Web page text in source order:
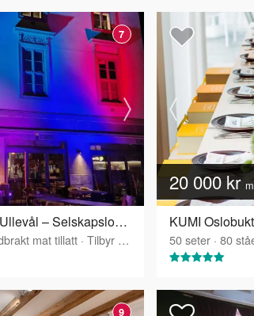
7
Eckers Ullevål - Eckers Ullevål – Selskapslokale over to etasjer
mat tillatt · Tilbyr servering
20 000 kr
KUMI
50seter · 80
9